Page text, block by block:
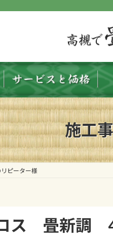
施工
ピーター様
ス 畳新調